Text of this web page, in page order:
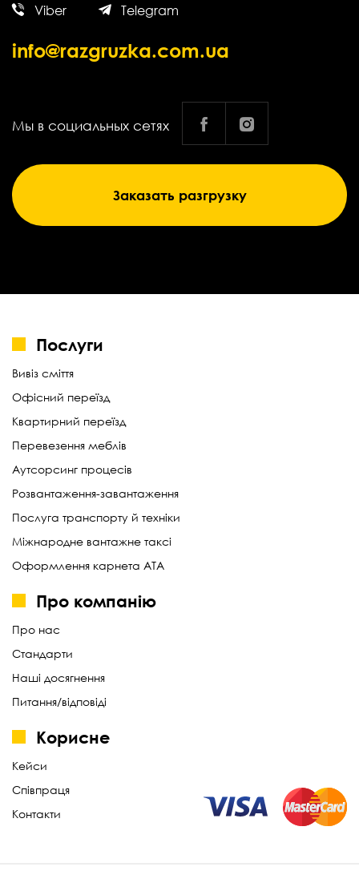
Viber Telegram
info@razgruzka.com.ua
Мы в социальных сетях
Заказать разгрузку
Послуги
Вивіз сміття
Офісний переїзд
Квартирний переїзд
Перевезення меблів
Аутсорсинг процесів
Розвантаження-завантаження
Послуга транспорту й техніки
Міжнародне вантажне таксі
Оформлення карнета АТА
Про компанію
Про нас
Стандарти
Наші досягнення
Питання/відповіді
Корисне
Кейси
Співпраця
Контакти